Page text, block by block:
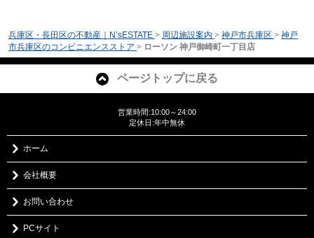
兵庫区・長田区の不動産｜N’sESTATE > 周辺施設案内 > 神戸市兵庫区 > 神戸
市兵庫区のコンビニエンスストア > ローソン 神戸御崎町一丁目店
ページトップに戻る
営業時間:10:00～24:00
定休日:年中無休
ホーム
会社概要
お問い合わせ
PCサイト